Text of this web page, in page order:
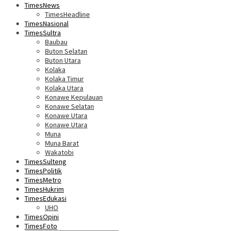
TimesNews
TimesHeadline
TimesNasional
TimesSultra
Baubau
Buton Selatan
Buton Utara
Kolaka
Kolaka Timur
Kolaka Utara
Konawe Kepulauan
Konawe Selatan
Konawe Utara
Konawe Utara
Muna
Muna Barat
Wakatobi
TimesSulteng
TimesPolitik
TimesMetro
TimesHukrim
TimesEdukasi
UHO
TimesOpini
TimesFoto